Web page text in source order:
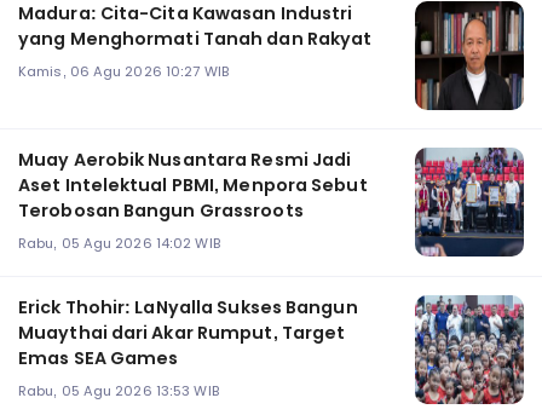
Madura: Cita-Cita Kawasan Industri
yang Menghormati Tanah dan Rakyat
Kamis, 06 Agu 2026 10:27 WIB
Muay Aerobik Nusantara Resmi Jadi
Aset Intelektual PBMI, Menpora Sebut
Terobosan Bangun Grassroots
Rabu, 05 Agu 2026 14:02 WIB
Erick Thohir: LaNyalla Sukses Bangun
Muaythai dari Akar Rumput, Target
Emas SEA Games
Rabu, 05 Agu 2026 13:53 WIB